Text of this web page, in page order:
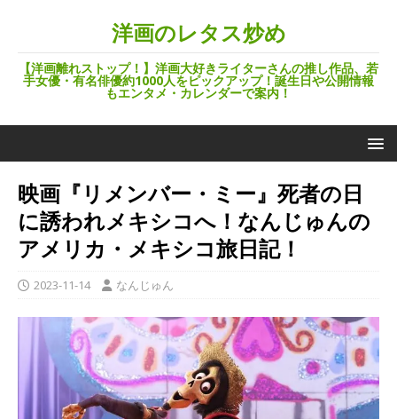
洋画のレタス炒め
【洋画離れストップ！】洋画大好きライターさんの推し作品、若
手女優・有名俳優約1000人をピックアップ！誕生日や公開情報
もエンタメ・カレンダーで案内！
映画『リメンバー・ミー』死者の日
に誘われメキシコへ！なんじゅんの
アメリカ・メキシコ旅日記！
2023-11-14 なんじゅん